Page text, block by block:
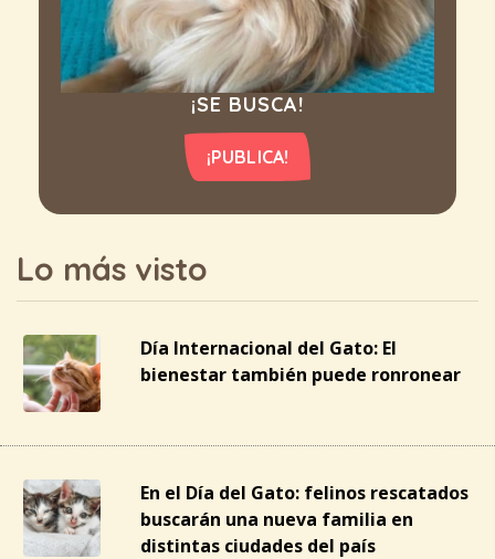
¡SE BUSCA!
¡PUBLICA!
Lo más visto
Día Internacional del Gato: El
bienestar también puede ronronear
En el Día del Gato: felinos rescatados
buscarán una nueva familia en
distintas ciudades del país